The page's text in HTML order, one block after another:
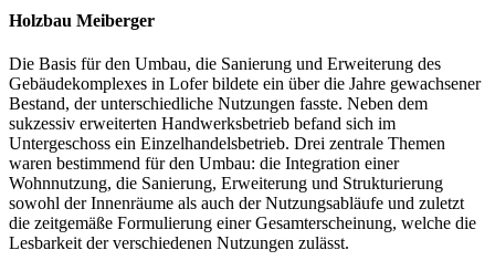
Holzbau Meiberger
Die Basis für den Umbau, die Sanierung und Erweiterung des
Gebäudekomplexes in Lofer bildete ein über die Jahre gewachsener
Bestand, der unterschiedliche Nutzungen fasste. Neben dem
sukzessiv erweiterten Handwerksbetrieb befand sich im
Untergeschoss ein Einzelhandelsbetrieb. Drei zentrale Themen
waren bestimmend für den Umbau: die Integration einer
Wohnnutzung, die Sanierung, Erweiterung und Strukturierung
sowohl der Innenräume als auch der Nutzungsabläufe und zuletzt
die zeitgemäße Formulierung einer Gesamterscheinung, welche die
Lesbarkeit der verschiedenen Nutzungen zulässt.